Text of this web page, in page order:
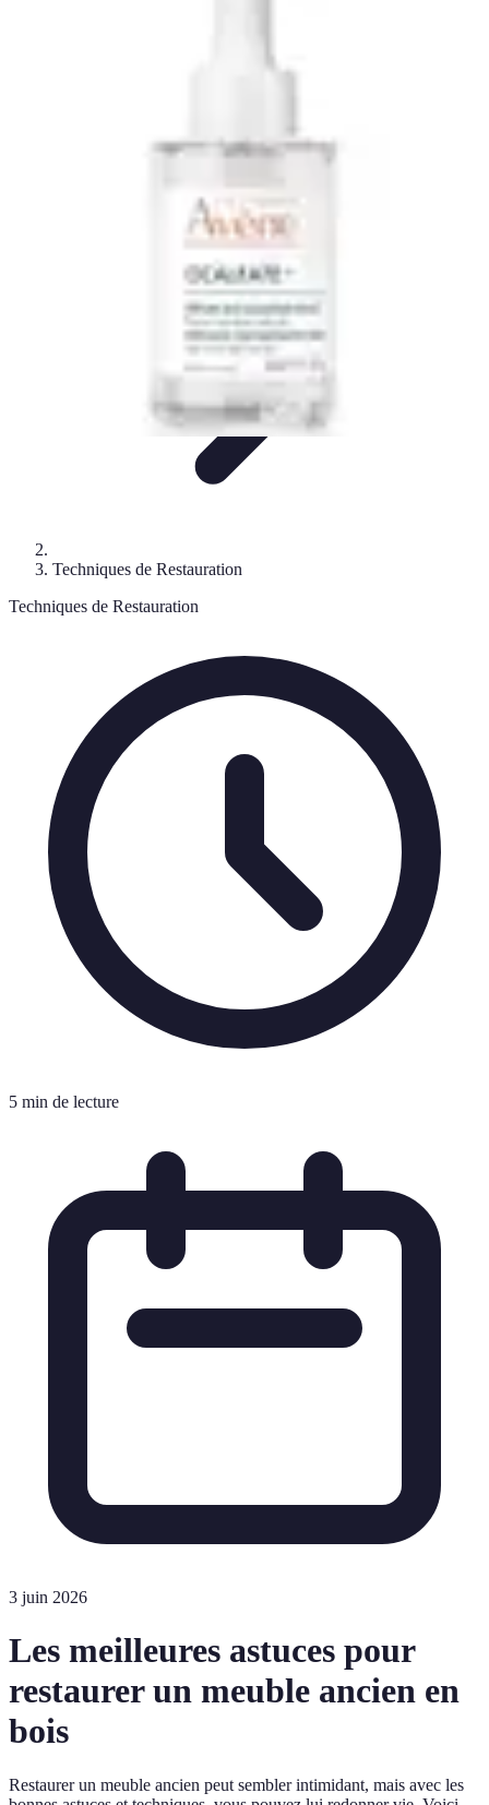
Techniques de Restauration
Techniques de Restauration
5 min de lecture
3 juin 2026
Les meilleures astuces pour
restaurer un meuble ancien en
bois
Restaurer un meuble ancien peut sembler intimidant, mais avec les